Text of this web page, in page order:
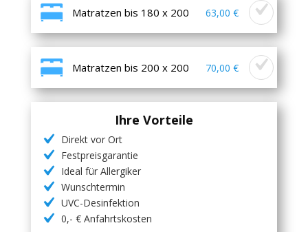
Matratzen bis 180 x 200 63,00 €
Matratzen bis 200 x 200 70,00 €
Ihre Vorteile
Direkt vor Ort
Festpreisgarantie
Ideal für Allergiker
Wunschtermin
UVC-Desinfektion
0,- € Anfahrtskosten